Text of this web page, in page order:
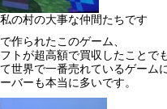
の村の大事な仲間たちです
作られたこのゲーム、
トが超高額で買収したことで
世界で一番売れているゲーム
バーも本当に多いです。